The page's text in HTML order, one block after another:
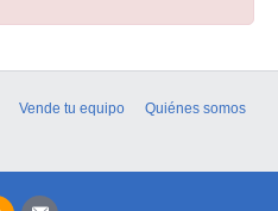
Vende tu equipo
Quiénes somos